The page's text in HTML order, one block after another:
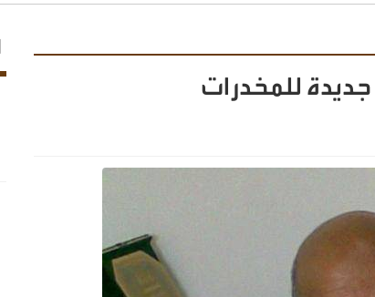
جديدة للمخدرات